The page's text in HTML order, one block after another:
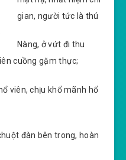
gian, người tức là thú
Nàng, ở vứt đi thu
cuồng gặm thực;
viên, chịu khổ mãnh hổ
đàn bên trong, hoàn